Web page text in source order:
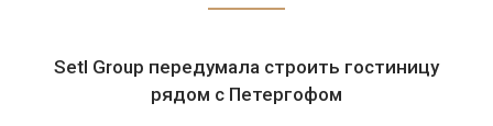
Setl Group передумала строить гостиницу
рядом с Петергофом